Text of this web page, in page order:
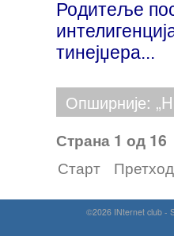
Родитеље
тинејџера...
Опширније:
Страна 1 од 16
Старт
©2026 INternet club -